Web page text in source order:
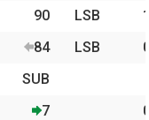
出場時間 Pos. ゴー
90 LSB
84 LSB
SUB
7